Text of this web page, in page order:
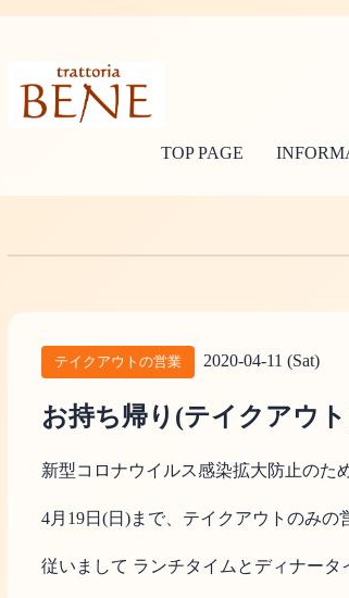
TOP PAGE
テイクアウトの営業 2020-04-11 (Sat)
お持ち帰り(テイクアウ
新型コロナウイルス感染拡大防止のため
4月19日(日)まで、テイクアウトのみの
従いまして ランチタイムとディナータ